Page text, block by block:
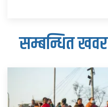
सम्बन्धित खवर